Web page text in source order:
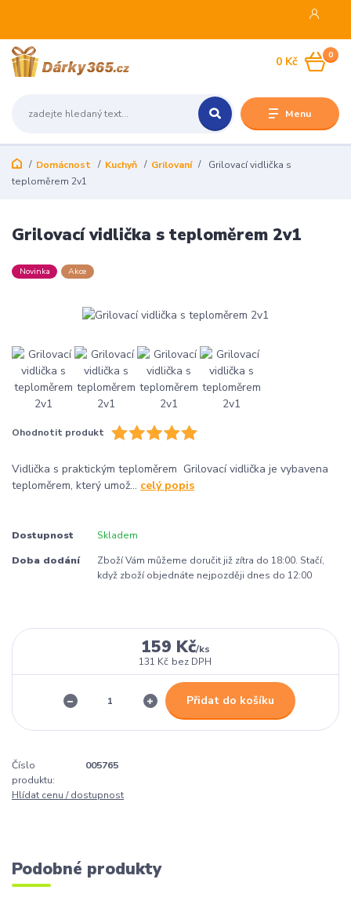
Menu
0
0 Kč
Domácnost Kuchyň Grilovaní
Grilovací vidlička s
teploměrem 2v1
Grilovací vidlička s teploměrem 2v1
Novinka Akce
Ohodnotit produkt
Vidlička s praktickým teploměrem Grilovací vidlička je vybavena
teploměrem, který umož... celý popis
Dostupnost Skladem
Doba dodání
Zboží Vám můžeme doručit již zítra do 18:00. Stačí,
když zboží objednáte nejpozději dnes do 12:00
159 Kč/ks
131 Kč bez DPH
Přidat do košíku
Číslo
produktu:
005765
Hlídat cenu / dostupnost
Podobné produkty